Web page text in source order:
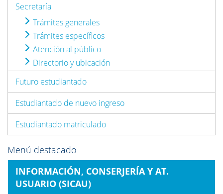
Secretaría
Trámites generales
Trámites específicos
Atención al público
Directorio y ubicación
Futuro estudiantado
Estudiantado de nuevo ingreso
Estudiantado matriculado
Menú destacado
INFORMACIÓN, CONSERJERÍA Y AT.
USUARIO (SICAU)